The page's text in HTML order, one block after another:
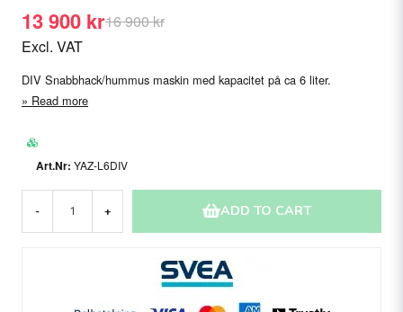
16 900 kr
13 900 kr
Excl. VAT
DIV Snabbhack/hummus maskin med kapacitet på ca 6 liter.
Read more
YAZ-L6DIV
- + ADD TO CART